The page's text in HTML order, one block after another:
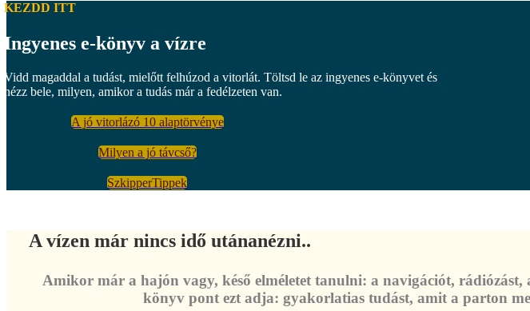
KEZDD ITT
Ingyenes e-könyv a vízre
Vidd magaddal a tudást, mielőtt felhúzod a vitorlát. Töltsd le az ingyenes e-könyvet és
nézz bele, milyen, amikor a tudás már a fedélzeten van.
A jó vitorlázó 10 alaptörvénye
Milyen a jó távcső?
SzkipperTippek
A vízen már nincs idő utánanézni..
Amikor már a hajón vagy, késő elméletet tanulni: a navigációt,
könyv pont ezt adja: gyakorlatias tudást, amit a parton